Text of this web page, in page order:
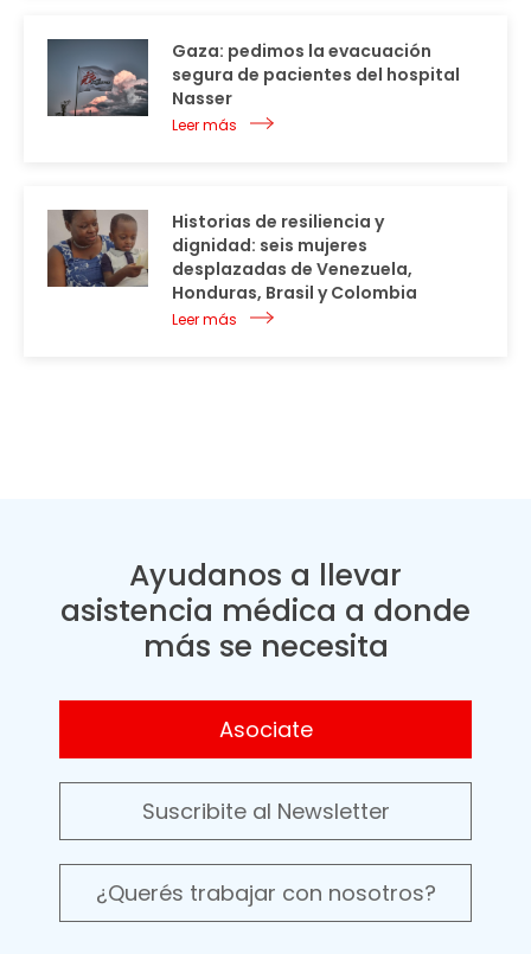
Gaza: pedimos la evacuación
segura de pacientes del hospital
Nasser
Leer más
Historias de resiliencia y
dignidad: seis mujeres
desplazadas de Venezuela,
Honduras, Brasil y Colombia
Leer más
Ayudanos a llevar
asistencia médica a donde
más se necesita
Asociate
Suscribite al Newsletter
¿Querés trabajar con nosotros?